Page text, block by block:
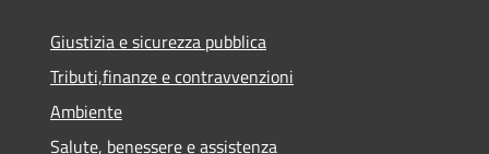
Giustizia e sicurezza pubblica
Tributi,finanze e contravvenzioni
Ambiente
Salute, benessere e assistenza